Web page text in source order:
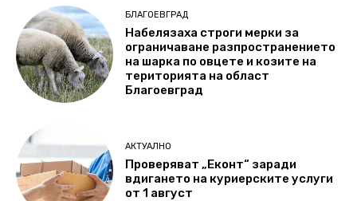
БЛАГОЕВГРАД
Набелязаха строги мерки за
ограничаване разпространението
на шарка по овцете и козите на
територията на област
Благоевград
АКТУАЛНО
Проверяват „Еконт“ заради
вдигането на куриерските услуги
от 1 август